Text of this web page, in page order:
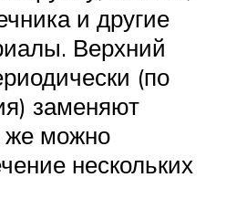
и другие
Верхний
(по
заменяют
же можно
нескольких